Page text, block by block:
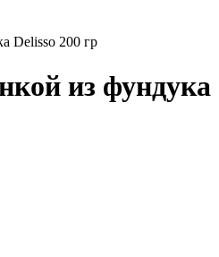
Delisso 200 гр
из фундука